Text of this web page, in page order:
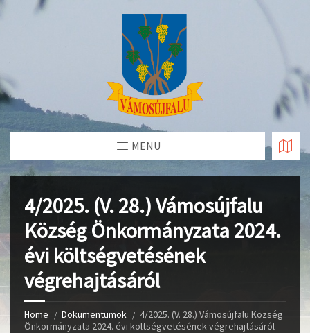
Skip
MENU
4/2025. (V. 28.) Vámosújfalu
Község Önkormányzata 2024.
évi költségvetésének
végrehajtásáról
Home Dokumentumok
4/2025. (V. 28.) Vámosújfalu Község
Önkormányzata 2024. évi költségvetésének végrehajtásáról